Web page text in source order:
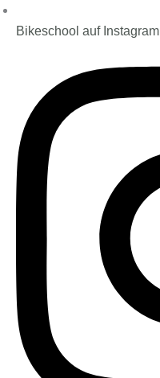
Bikeschool auf Instagram